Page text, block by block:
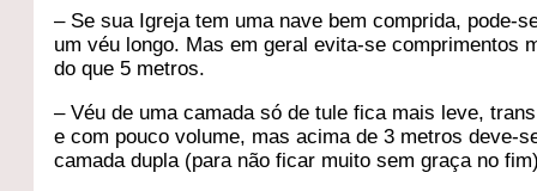
– Se sua Igreja tem uma nave bem comprida, pode-
um véu longo. Mas em geral evita-se comprimentos
do que 5 metros.
– Véu de uma camada só de tule fica mais leve,
e com pouco volume, mas acima de 3 metros deve-
camada dupla (para não ficar muito sem graça no